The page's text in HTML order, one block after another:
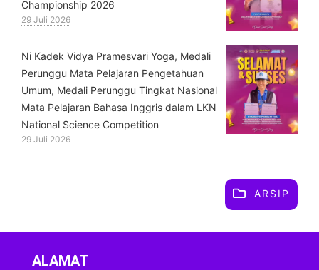
Championship 2026
29 Juli 2026
⁠Ni Kadek Vidya Pramesvari Yoga, Medali
Perunggu Mata Pelajaran Pengetahuan
Umum, Medali Perunggu Tingkat Nasional
Mata Pelajaran Bahasa Inggris dalam LKN
National Science Competition
29 Juli 2026
ARSIP
ALAMAT